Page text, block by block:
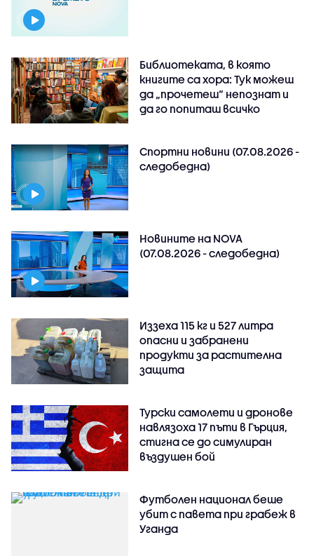
Библиотеката, в която
книгите са хора: Тук можеш
да „прочетеш“ непознат и
да го попиташ всичко
Спортни новини (07.08.2026 -
следобедна)
Новините на NOVA
(07.08.2026 - следобедна)
Иззеха 115 кг и 527 литра
опасни и забранени
продукти за растителна
защита
Турски самолети и дронове
навлязоха 17 пъти в Гърция,
стигна се до симулиран
въздушен бой
Футболен национал беше
убит с павета при грабеж в
Уганда